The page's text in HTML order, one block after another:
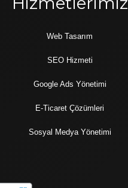
Web Tasarım
SEO Hizmeti
Google Ads Yönetimi
E-Ticaret Çözümleri
Sosyal Medya Yönetimi